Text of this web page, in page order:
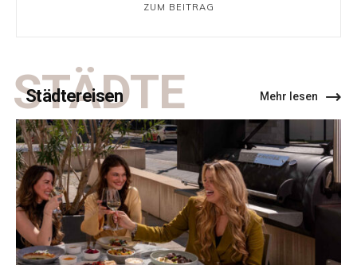
ZUM BEITRAG
Städtereisen
STÄDTE Mehr lesen